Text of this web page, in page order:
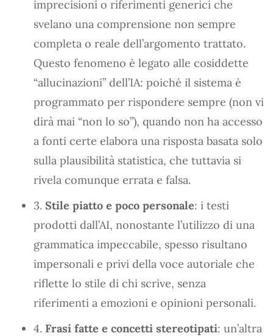
imprecisioni o riferimenti generici che
svelano una comprensione non sempre
completa o reale dell’argomento trattato.
Questo fenomeno è legato alle cosiddette
“allucinazioni” dell’IA: poiché il sistema è
programmato per rispondere sempre (non vi
dirà mai “non lo so”), quando non ha accesso
a fonti certe elabora una risposta basata solo
sulla plausibilità statistica, che tuttavia si
rivela comunque errata e falsa.
3. Stile piatto e poco personale: i testi
prodotti dall’AI, nonostante l’utilizzo di una
grammatica impeccabile, spesso risultano
impersonali e privi della voce autoriale che
riflette lo stile di chi scrive, senza
riferimenti a emozioni e opinioni personali.
4. Frasi fatte e concetti stereotipati: un’altra